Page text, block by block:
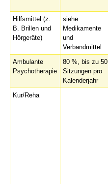
Hilfsmittel (z.
B. Brillen und
Hörgeräte)
siehe
Medikamente
und
Verbandmittel
Ambulante
Psychotherapie
80 %, bis zu 50
Sitzungen pro
Kalenderjahr
Kur/Reha